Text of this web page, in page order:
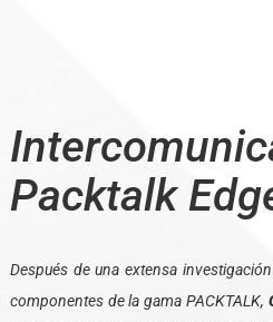
Packtalk
Después de una extensa
componentes de la gama PACKTALK,